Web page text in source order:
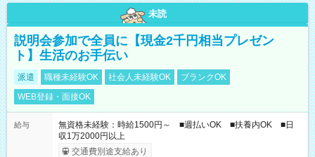
未読
説明会参加で全員に【現金2千円相当プレゼン
ト】生活のお手伝い
派遣 職種未経験OK 社会人未経験OK
ブランクOK
WEB登録・面接OK
給与
無資格未経験：時給1500円～ ■週払いOK ■扶養内OK ■日
収1万2000円以上
交通費別途支給あり